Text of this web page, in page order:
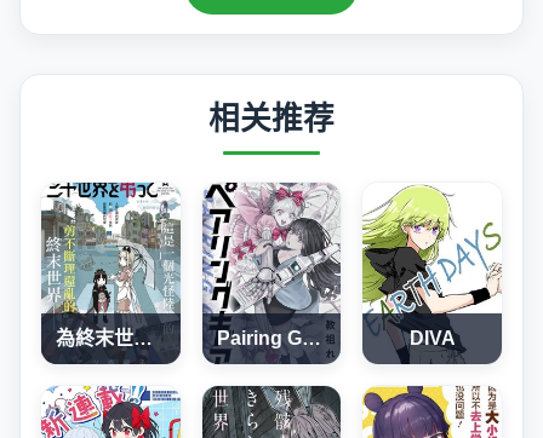
相关推荐
為終末世界獻上祈禱 Pairing Gear DIVA